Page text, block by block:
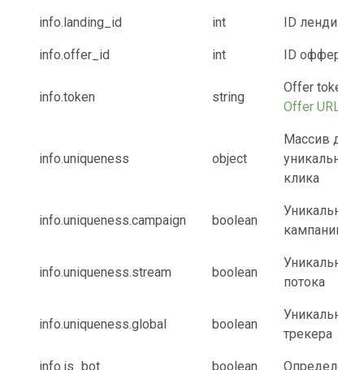
info.landing_id int ID лендинга
info.offer_id int ID оффера
info.token string
Offer token
Offer URL
info.uniqueness object
Массив
клика
info.uniqueness.campaign boolean
Уникальный
кампании
info.uniqueness.stream boolean
Уникальный
потока
info.uniqueness.global boolean
Уникальный
трекера
info.is_bot boolean Определен